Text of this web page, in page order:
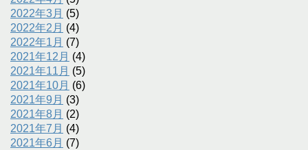
2022年3月 (5)
2022年2月 (4)
2022年1月 (7)
2021年12月 (4)
2021年11月 (5)
2021年10月 (6)
2021年9月 (3)
2021年8月 (2)
2021年7月 (4)
2021年6月 (7)